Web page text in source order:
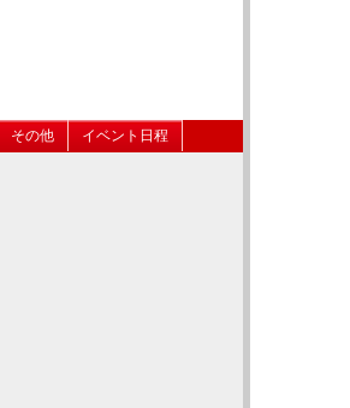
その他 イベント日程